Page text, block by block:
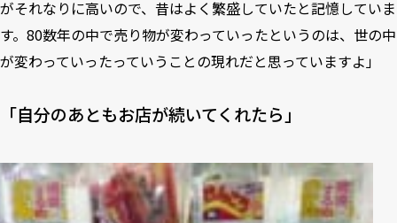
がそれなりに高いので、昔はよく繁盛していたと記憶していま
す。80数年の中で売り物が変わっていったというのは、世の中
が変わっていったっていうことの現れだと思っていますよ」
「自分のあともお店が続いてくれたら」